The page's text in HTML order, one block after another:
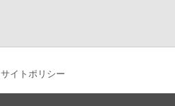
サイトポリシー